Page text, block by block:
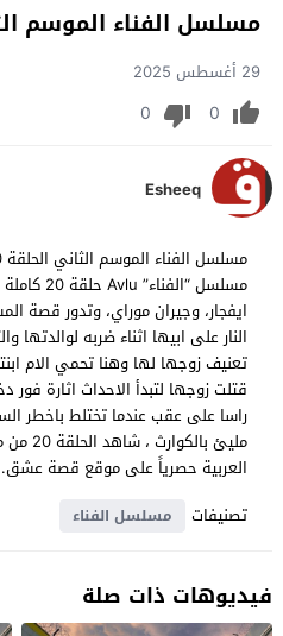
مسلسل الفناء الموسم
29 أغسطس 2025
0
0
Esheeq
ايفجار، وجيران موراي، وتدور قصة
النار على ابيها اثناء ضربه لوالدتها
تعنيف زوجها لها وهنا تحمي الام
قتلت زوجها لتبدأ الاحداث اثارة
راسا على عقب عندما تختلط باخطر
مليئ
العربية حصرياً على موقع قصة عشق.
تصنيفات
مسلسل الفناء
فيديوهات ذات صلة